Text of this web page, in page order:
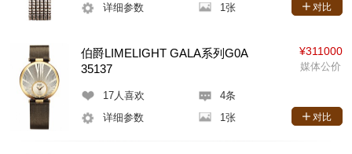
详细参数
1张 对比
伯爵LIMELIGHT GALA系列G0A
35137
17人喜欢
4条
详细参数
1张
¥311000
媒体公价
对比